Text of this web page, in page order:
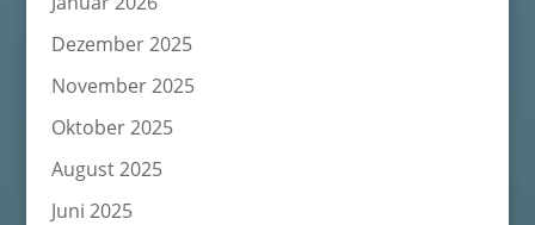
Dezember 2025
November 2025
Oktober 2025
August 2025
Juni 2025